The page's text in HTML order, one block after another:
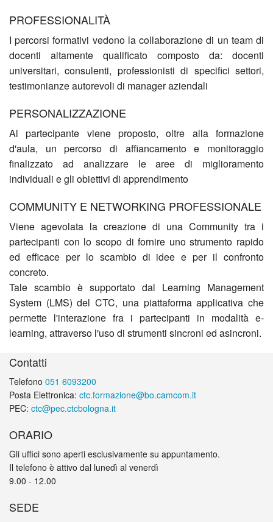
PROFESSIONALITÀ
I percorsi formativi vedono la collaborazione di un team di
docenti altamente qualificato composto da: docenti
universitari, consulenti, professionisti di specifici settori,
testimonianze autorevoli di manager aziendali
PERSONALIZZAZIONE
Al partecipante viene proposto, oltre alla formazione
d'aula, un percorso di affiancamento e monitoraggio
finalizzato ad analizzare le aree di miglioramento
individuali e gli obiettivi di apprendimento
COMMUNITY E NETWORKING PROFESSIONALE
Viene agevolata la creazione di una Community tra i
partecipanti con lo scopo di fornire uno strumento rapido
ed efficace per lo scambio di idee e per il confronto
concreto.
Tale scambio è supportato dal Learning Management
System (LMS) del CTC, una piattaforma applicativa che
permette l'interazione fra i partecipanti in modalità e-
learning, attraverso l'uso di strumenti sincroni ed asincroni.
Contatti
Telefono 051 6093200
Posta Elettronica: ctc.formazione@bo.camcom.it
PEC: ctc@pec.ctcbologna.it
ORARIO
Gli uffici sono aperti esclusivamente su appuntamento.
Il telefono è attivo dal lunedì al venerdì
9.00 - 12.00
SEDE